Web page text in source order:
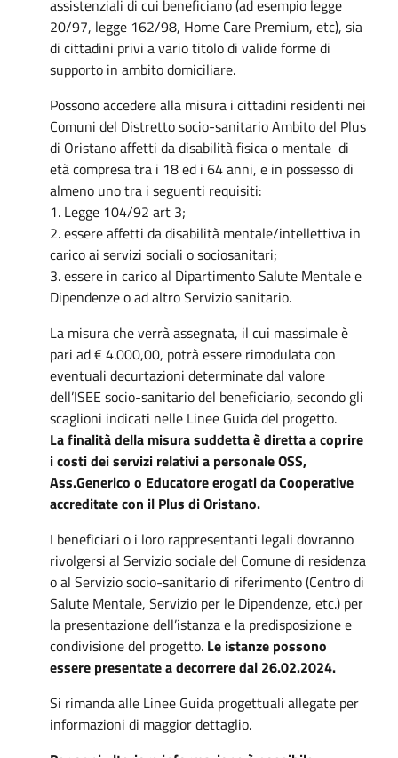
assistenziali di cui beneficiano (ad esempio legge
20/97, legge 162/98, Home Care Premium, etc), sia
di cittadini privi a vario titolo di valide forme di
supporto in ambito domiciliare.
Possono accedere alla misura i cittadini residenti nei
Comuni del Distretto socio-sanitario Ambito del Plus
di Oristano affetti da disabilità fisica o mentale di
età compresa tra i 18 ed i 64 anni, e in possesso di
almeno uno tra i seguenti requisiti:
1. Legge 104/92 art 3;
2. essere affetti da disabilità mentale/intellettiva in
carico ai servizi sociali o sociosanitari;
3. essere in carico al Dipartimento Salute Mentale e
Dipendenze o ad altro Servizio sanitario.
La misura che verrà assegnata, il cui massimale è
pari ad € 4.000,00, potrà essere rimodulata con
eventuali decurtazioni determinate dal valore
dell’ISEE socio-sanitario del beneficiario, secondo gli
scaglioni indicati nelle Linee Guida del progetto.
La finalità della misura suddetta è diretta a coprire
i costi dei servizi relativi a personale OSS,
Ass.Generico o Educatore erogati da Cooperative
accreditate con il Plus di Oristano.
I beneficiari o i loro rappresentanti legali dovranno
rivolgersi al Servizio sociale del Comune di residenza
o al Servizio socio-sanitario di riferimento (Centro di
Salute Mentale, Servizio per le Dipendenze, etc.) per
la presentazione dell’istanza e la predisposizione e
condivisione del progetto. Le istanze possono
essere presentate a decorrere dal 26.02.2024.
Si rimanda alle Linee Guida progettuali allegate per
informazioni di maggior dettaglio.